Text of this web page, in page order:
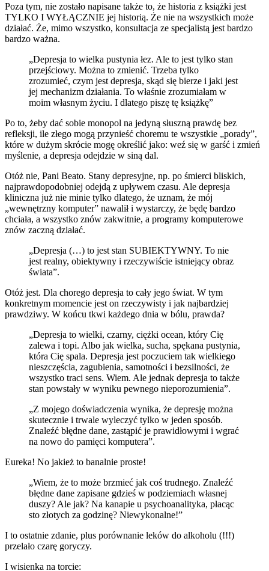
Poza tym, nie zostało napisane także to, że historia z książki jest
TYLKO I WYŁĄCZNIE jej historią. Że nie na wszystkich może
działać. Że, mimo wszystko, konsultacja ze specjalistą jest bardzo
bardzo ważna.
„Depresja to wielka pustynia łez. Ale to jest tylko stan
przejściowy. Można to zmienić. Trzeba tylko
zrozumieć, czym jest depresja, skąd się bierze i jaki jest
jej mechanizm działania. To właśnie zrozumiałam w
moim własnym życiu. I dlatego piszę tę książkę”
Po to, żeby dać sobie monopol na jedyną słuszną prawdę bez
refleksji, ile złego mogą przynieść choremu te wszystkie „porady”,
które w dużym skrócie mogę określić jako: weź się w garść i zmień
myślenie, a depresja odejdzie w siną dal.
Otóż nie, Pani Beato. Stany depresyjne, np. po śmierci bliskich,
najprawdopodobniej odejdą z upływem czasu. Ale depresja
kliniczna już nie minie tylko dlatego, że uznam, że mój
„wewnętrzny komputer” nawalił i wystarczy, że będę bardzo
chciała, a wszystko znów zakwitnie, a programy komputerowe
znów zaczną działać.
„Depresja (…) to jest stan SUBIEKTYWNY. To nie
jest realny, obiektywny i rzeczywiście istniejący obraz
świata”.
Otóż jest. Dla chorego depresja to cały jego świat. W tym
konkretnym momencie jest on rzeczywisty i jak najbardziej
prawdziwy. W końcu tkwi każdego dnia w bólu, prawda?
„Depresja to wielki, czarny, ciężki ocean, który Cię
zalewa i topi. Albo jak wielka, sucha, spękana pustynia,
która Cię spala. Depresja jest poczuciem tak wielkiego
nieszczęścia, zagubienia, samotności i bezsilności, że
wszystko traci sens. Wiem. Ale jednak depresja to także
stan powstały w wyniku pewnego nieporozumienia”.
„Z mojego doświadczenia wynika, że depresję można
skutecznie i trwale wyleczyć tylko w jeden sposób.
Znaleźć błędne dane, zastąpić je prawidłowymi i wgrać
na nowo do pamięci komputera”.
Eureka! No jakież to banalnie proste!
„Wiem, że to może brzmieć jak coś trudnego. Znaleźć
błędne dane zapisane gdzieś w podziemiach własnej
duszy? Ale jak? Na kanapie u psychoanalityka, płacąc
sto złotych za godzinę? Niewykonalne!”
I to ostatnie zdanie, plus porównanie leków do alkoholu (!!!)
przelało czarę goryczy.
I wisienka na torcie: